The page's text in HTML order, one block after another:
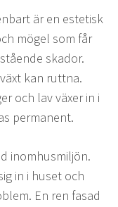
är en estetisk
mögel som får
skador.
kan ruttna.
och lav växer in i
permanent.
inomhusmiljön.
in i huset och
En ren fasad